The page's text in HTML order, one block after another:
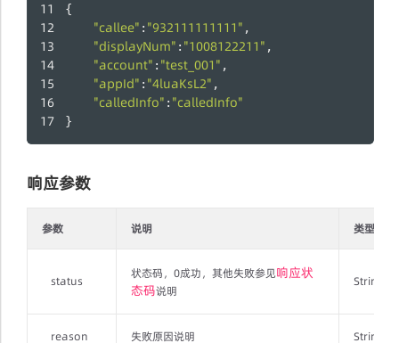
{
"callee" : "932111111111" ,
"displayNum" : "1008122211" ,
"account" : "test_001" ,
"appId" : "4luaKsL2" ,
"calledInfo" : "calledInfo"
}
响应参数
参数 说明 类型
status
状态码，0成功，其他失败参见响应状
态码说明
String
reason 失败原因说明 String